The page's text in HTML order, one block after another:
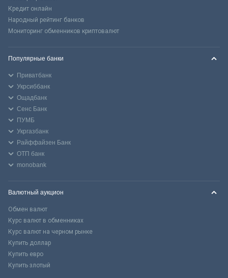
Кредит онлайн
Народный рейтинг банков
Мониторинг обменников криптовалют
Популярные банки
Приватбанк
Укрсиббанк
Ощадбанк
Сенс Банк
ПУМБ
Укргазбанк
Райффайзен Банк
ОТП банк
monobank
Валютный аукцион
Обмен валют
Курс валют в обменниках
Курс валют на черном рынке
Купить доллар
Купить евро
Купить злотый